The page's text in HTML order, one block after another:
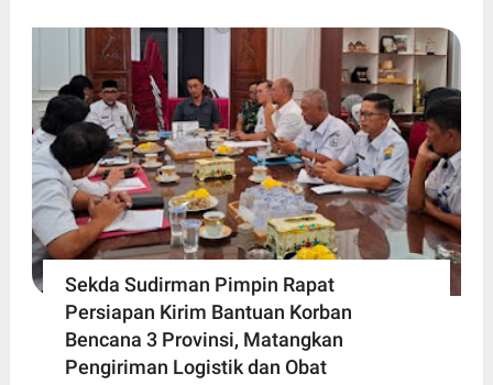
Sekda Sudirman Pimpin Rapat
Persiapan Kirim Bantuan Korban
Bencana 3 Provinsi, Matangkan
Pengiriman Logistik dan Obat